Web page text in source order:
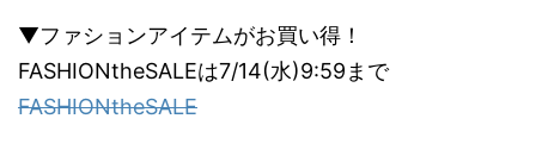
▼ファションアイテムがお買い得！
FASHIONtheSALEは7/14(水)9:59まで
FASHIONtheSALE